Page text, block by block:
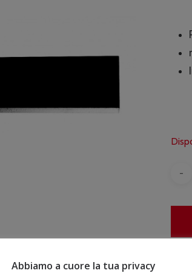
Abbiamo a cuore la tua privacy